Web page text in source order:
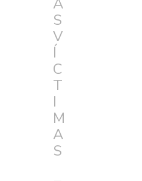
S
V
Í
C
T
I
M
A
S